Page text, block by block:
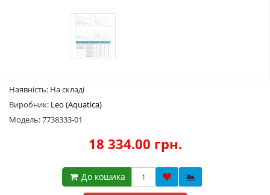
Наявність: На складі
Виробник: Leo (Aquatica)
Модель: 7738333-01
18 334.00 грн.
До кошика